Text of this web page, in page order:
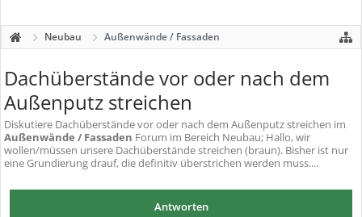
Neubau Außenwände / Fassaden
Dachüberstände vor oder nach dem
Außenputz streichen
Diskutiere Dachüberstände vor oder nach dem Außenputz streichen im
Außenwände / Fassaden Forum im Bereich Neubau; Hallo, wir
wollen/müssen unsere Dachüberstände streichen (braun). Bisher ist nur
eine Grundierung drauf, die definitiv überstrichen werden muss....
Antworten